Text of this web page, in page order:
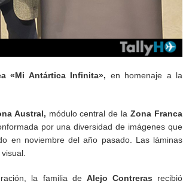
«Mi Antártica Infinita», en homenaje a la
Austral, módulo central de laZona Franca
por una diversidad de imágenes que
en noviembre del año pasado. Las láminas
la familia de Alejo Contreras recibió